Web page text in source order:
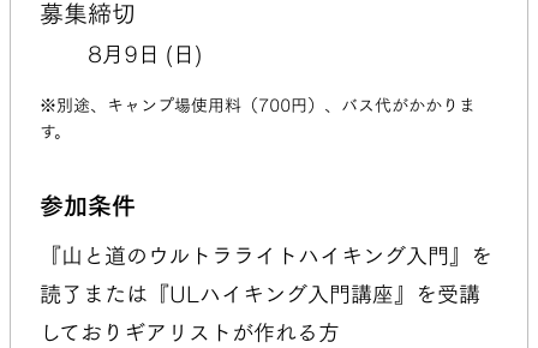
募集締切
8月9日 (日)
※別途、キャンプ場使用料（700円）、バス代がかかりま
す。
参加条件
『山と道のウルトラライトハイキング入門』を
読了または『ULハイキング入門講座』を受講
しておりギアリストが作れる方